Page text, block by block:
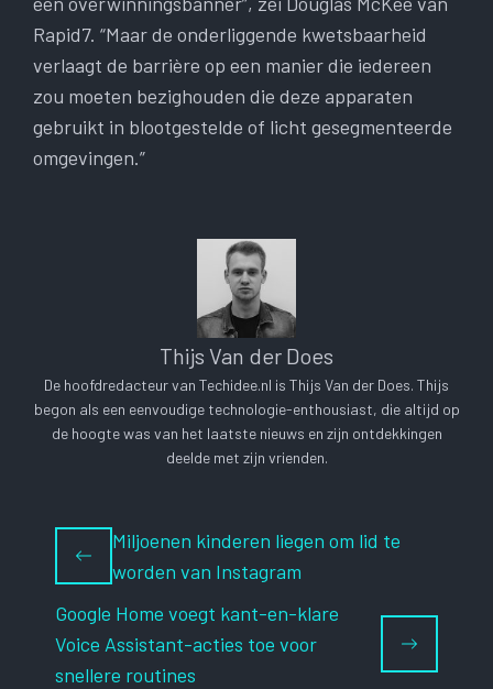
Rapid7. “Maar de onderliggende kwetsbaarheid
verlaagt de barrière op een manier die iedereen
zou moeten bezighouden die deze apparaten
gebruikt in blootgestelde of licht gesegmenteerde
omgevingen.”
Thijs Van der Does
De hoofdredacteur van Techidee.nl is Thijs Van der Does. Thijs
begon als een eenvoudige technologie-enthousiast, die altijd op
de hoogte was van het laatste nieuws en zijn ontdekkingen
deelde met zijn vrienden.
Miljoenen kinderen liegen om lid te
worden van Instagram
Google Home voegt kant-en-klare
Voice Assistant-acties toe voor
snellere routines